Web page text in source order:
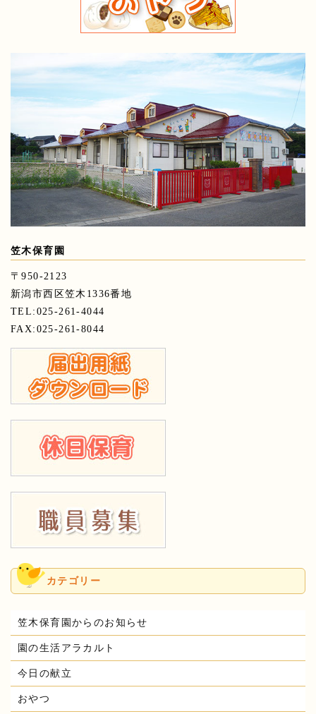
笠木保育園
〒950-2123
新潟市西区笠木1336番地
TEL:025-261-4044
FAX:025-261-8044
カテゴリー
笠木保育園からのお知らせ
園の生活アラカルト
今日の献立
おやつ